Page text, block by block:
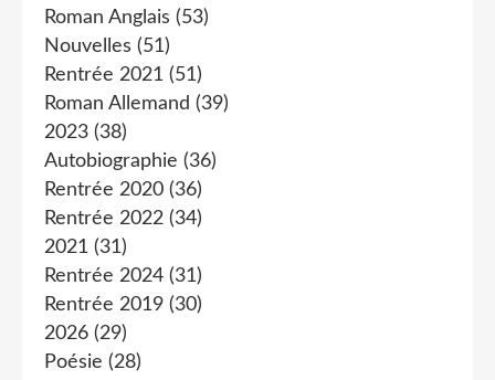
Roman Anglais (53)
Nouvelles (51)
Rentrée 2021 (51)
Roman Allemand (39)
2023 (38)
Autobiographie (36)
Rentrée 2020 (36)
Rentrée 2022 (34)
2021 (31)
Rentrée 2024 (31)
Rentrée 2019 (30)
2026 (29)
Poésie (28)